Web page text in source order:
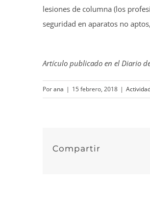
lesiones de columna (los
seguridad en aparatos no
Artículo publicado en el Diario
Porana | 15 febrero, 2018 |
Compartir